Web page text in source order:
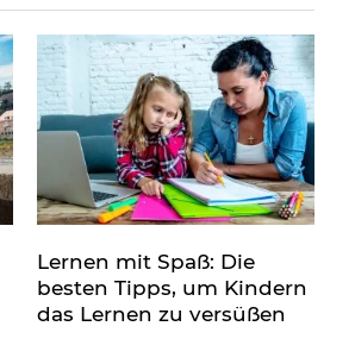
Lernen mit Spaß: Die
besten Tipps, um Kindern
das Lernen zu versüßen